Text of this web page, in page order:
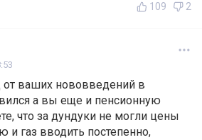
109 2
от ваших нововведений в
а вы еще и пенсионную
что за дундуки не могли цены
и газ вводить постепенно,